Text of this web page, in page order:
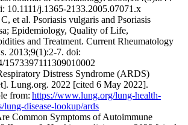
10.1111/j.1365-2133.2005.07071.x
et al. Psoriasis vulgaris and Psoriasis
Epidemiology, Quality of Life,
and Treatment. Current Rheumatology
2013;9(1):2-7. doi:
1573397111309010002
Distress Syndrome (ARDS)
Lung.org. 2022 [cited 6 May 2022].
from: https://www.lung.org/lung-health-
lung-disease-lookup/ards
Common Symptoms of Autoimmune